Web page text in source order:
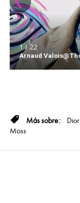
1 / 22
Arnaud
Dior
Moss